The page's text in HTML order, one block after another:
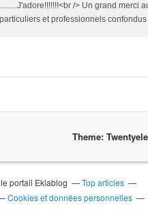
/> Un grand merci
et professionnels confondus
Theme:
portail Eklablog
Top articles
Cookies et données personnelles